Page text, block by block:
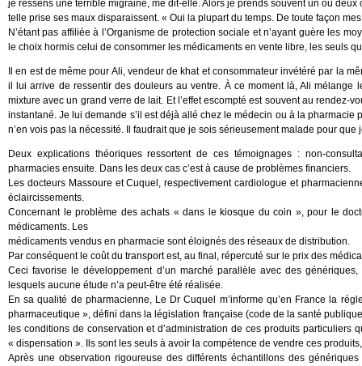
je ressens une terrible migraine, me dit-elle. Alors je prends souvent un ou
telle prise ses maux disparaissent. « Oui la plupart du temps. De toute façon
N’étant pas affiliée à l’Organisme de protection sociale et n’ayant guère les
le choix hormis celui de consommer les médicaments en vente libre, les seuls
Il en est de même pour Ali, vendeur de khat et consommateur invétéré par la
il lui arrive de ressentir des douleurs au ventre. À ce moment là, Ali mélange
mixture avec un grand verre de lait. Et l’effet escompté est souvent au rendez-
instantané. Je lui demande s’il est déjà allé chez le médecin ou à la
n’en vois pas la nécessité. Il faudrait que je sois sérieusement malade pour que
Deux explications théoriques ressortent de ces témoignages : non-
pharmacies ensuite. Dans les deux cas c’est à cause de problèmes financiers.
Les docteurs Massoure et Cuquel, respectivement cardiologue et
éclaircissements.
Concernant le problème des achats « dans le kiosque du coin », pour le
médicaments. Les
médicaments vendus en pharmacie sont éloignés des réseaux de distribution.
Par conséquent le coût du transport est, au final, répercuté sur le prix des
Ceci favorise le développement d’un marché parallèle avec des
lesquels aucune étude n’a peut-être été réalisée.
En sa qualité de pharmacienne, Le Dr Cuquel m’informe qu’en France la
pharmaceutique », défini dans la législation française (code de la santé
les conditions de conservation et d’administration de ces produits
« dispensation ». Ils sont les seuls à avoir la compétence de vendre ces
Après une observation rigoureuse des différents échantillons des